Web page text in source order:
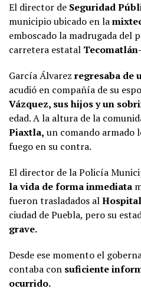
El director de Seguridad
municipio ubicado en la
emboscado la madrugada del
carretera estatal
García Álvarez regresaba de
acudió en compañía de su
Vázquez, sus hijos y un
edad. A la altura de la
Piaxtla, un comando armado
fuego en su contra.
El director de la Policía
la vida de forma inmediata
fueron trasladados al
ciudad de Puebla, pero su
grave.
Desde ese momento el
contaba con suficiente
ocurrido.